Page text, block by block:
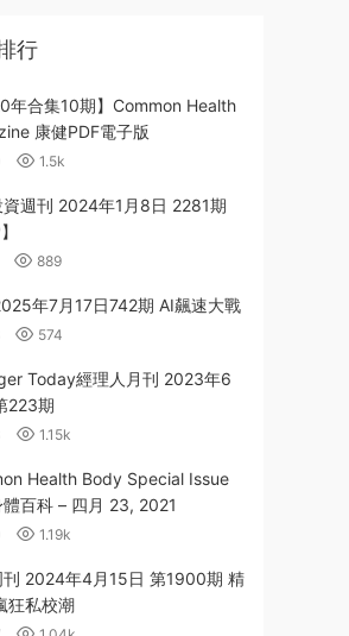
行
年合集10期】Common Health
康健PDF電子版
1.5k
資週刊 2024年1月8日 2281期
889
年7月17日742期 AI飆速大戰
574
Today經理人月刊 2023年6
223期
1.15k
Health Body Special Issue
體百科 – 四月 23, 2021
1.19k
刊 2024年4月15日 第1900期 精
狂私校潮